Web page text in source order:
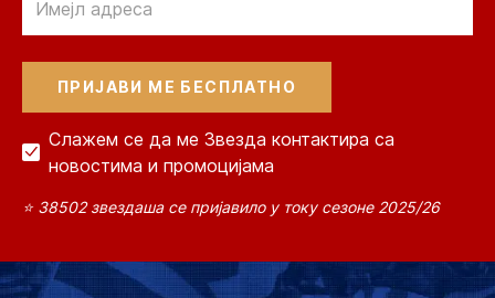
Слажем се да ме Звезда контактира са
новостима и промоцијама
⭐ 38502 звездаша се пријавило у току сезоне 2025/26